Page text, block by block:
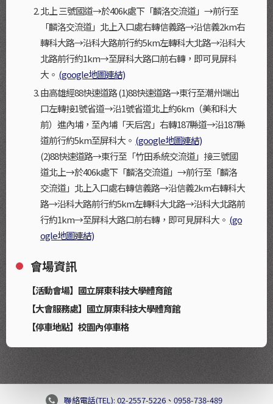
北上三號國道→於406k處下「麟洛交流道」→前行至
「麟洛交流道」北上入口處右轉信義路→沿信義2km右
轉科大路→沿科大路前行約5km左轉科大北路→沿科大
北路前行約1km→至屏科大路口前右轉，即可見屏科
大。 (google地圖連結)
由高雄經88快速道路(1)88快速道路→東行至潮州端出
口左轉接1號省道→沿1號省道北上約6km（美和科大
前）進內埔，至內埔「天后宮」右轉187縣道→沿187縣
道前行約5km至屏科大。 (google地圖連結)
(2)88快速道路→東行至「竹田系統交流道」接三號國
道北上→於406k處下「麟洛交流道」→前行至「麟洛
交流道」北上入口處右轉信義路→沿信義2km右轉科大
路→沿科大路前行約5km左轉科大北路→沿科大北路前
行約1km→至屏科大路口前右轉，即可見屏科大。 (go
ogle地圖連結)
會場資訊
【活動會場】國立屏東科技大學體育館
【大會服務處】國立屏東科技大學體育館
【停車地點】校園內停車格
聯絡電話(TEL): 02-2557-5226、 0958-738-489